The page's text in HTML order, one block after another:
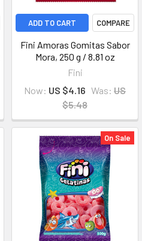
ADD TO CART COMPARE
Fini Amoras Gomitas Sabor
Mora, 250 g / 8.81 oz
Fini
Now: US $4.16 Was: US
$5.48
On Sale